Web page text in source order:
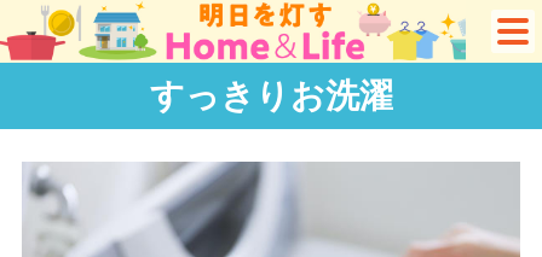
すっきりお洗濯